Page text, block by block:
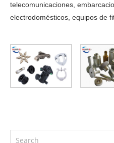
telecomunicaciones,
electrodomésticos, equipos de